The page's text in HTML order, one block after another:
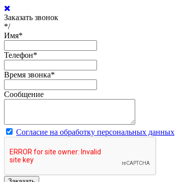
Заказать звонок
*/
Имя*
Телефон*
Время звонка*
Сообщение
Согласие на обработку персональных данных